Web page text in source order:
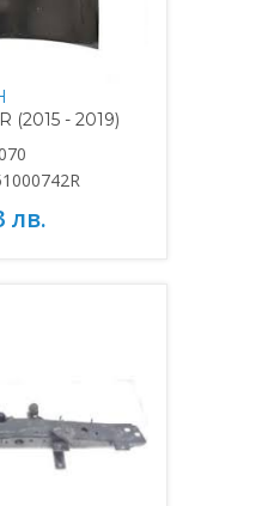
(2015 - 2019)
лв.